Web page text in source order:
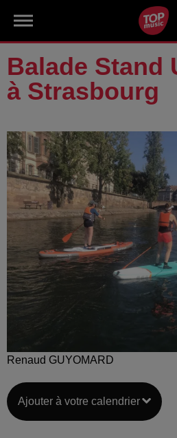
Balade Stand
à Strasbourg
Renaud GUYOMARD
Ajouter à votre calendrier